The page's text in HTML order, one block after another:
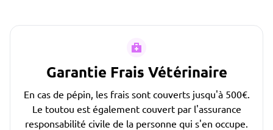
Garantie Frais Vétérinaire
En cas de pépin, les frais sont couverts jusqu'à 500€.
Le toutou est également couvert par l'assurance
responsabilité civile de la personne qui s'en occupe.